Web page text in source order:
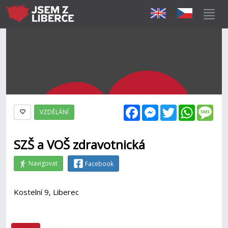
FacebookMessenger
Twitter
VZDĚLÁNÍ
SZŠ a VOŠ zdravotnická
Navigovat Facebook
Kostelní 9, Liberec